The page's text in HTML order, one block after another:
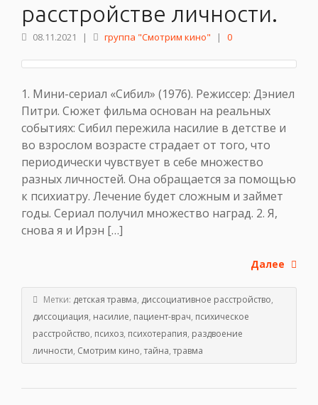
расстройстве личности.
08.11.2021 | группа "Смотрим кино" | 0
1. Мини-сериал «Сибил» (1976). Режиссер: Дэниел
Питри. Сюжет фильма основан на реальных
событиях: Сибил пережила насилие в детстве и
во взрослом возрасте страдает от того, что
периодически чувствует в себе множество
разных личностей. Она обращается за помощью
к психиатру. Лечение будет сложным и займет
годы. Сериал получил множество наград. 2. Я,
снова я и Ирэн […]
Далее
Метки: детская травма, диссоциативное расстройство,
диссоциация, насилие, пациент-врач, психическое
расстройство, психоз, психотерапия, раздвоение
личности, Смотрим кино,тайна,травма